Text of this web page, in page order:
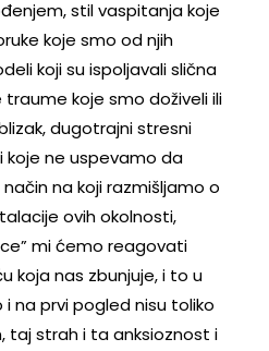
stil vaspitanja koje
koje smo od njih
koji su ispoljavali slična
koje smo doživeli ili
dugotrajni stresni
koje ne uspevamo da
na koji razmišljamo o
ovih okolnosti,
mi ćemo reagovati
koja nas zbunjuje, i to u
na prvi pogled nisu toliko
taj strah i ta anksioznost i